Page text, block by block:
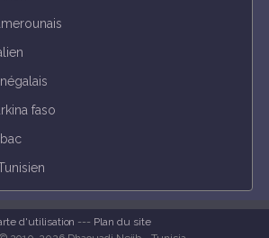
faso
d'utilisation --- Plan du site